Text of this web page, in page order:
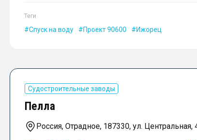
Теги
Спуск на воду Проект 90600 Ижорец
Судостроительные заводы
Пелла
Россия, Отрадное, 187330, ул. Центральная,